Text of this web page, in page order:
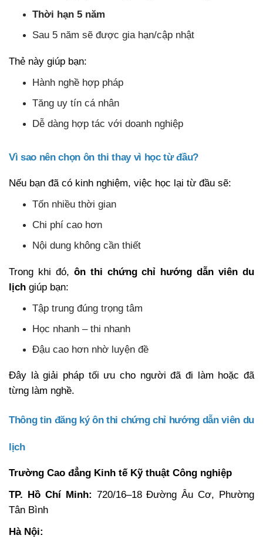
Thời hạn 5 năm
Sau 5 năm sẽ được gia hạn/cập nhật
Thẻ này giúp bạn:
Hành nghề hợp pháp
Tăng uy tín cá nhân
Dễ dàng hợp tác với doanh nghiệp
Vì sao nên chọn ôn thi thay vì học từ đầu?
Nếu bạn đã có kinh nghiệm, việc học lại từ đầu sẽ:
Tốn nhiều thời gian
Chi phí cao hơn
Nội dung không cần thiết
Trong khi đó, ôn thi chứng chỉ hướng dẫn viên du
lịch giúp bạn:
Tập trung đúng trọng tâm
Học nhanh – thi nhanh
Đậu cao hơn nhờ luyện đề
Đây là giải pháp tối ưu cho người đã đi làm hoặc đã
từng làm nghề.
Thông tin đăng ký ôn thi chứng chỉ hướng dẫn viên du
lịch
Trường Cao đẳng Kinh tế Kỹ thuật Công nghiệp
TP. Hồ Chí Minh: 720/16–18 Đường Âu Cơ, Phường
Tân Bình
Hà Nội: